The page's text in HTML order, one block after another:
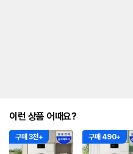
이런 상품 어때요?
구매 3천+ 구매 490+